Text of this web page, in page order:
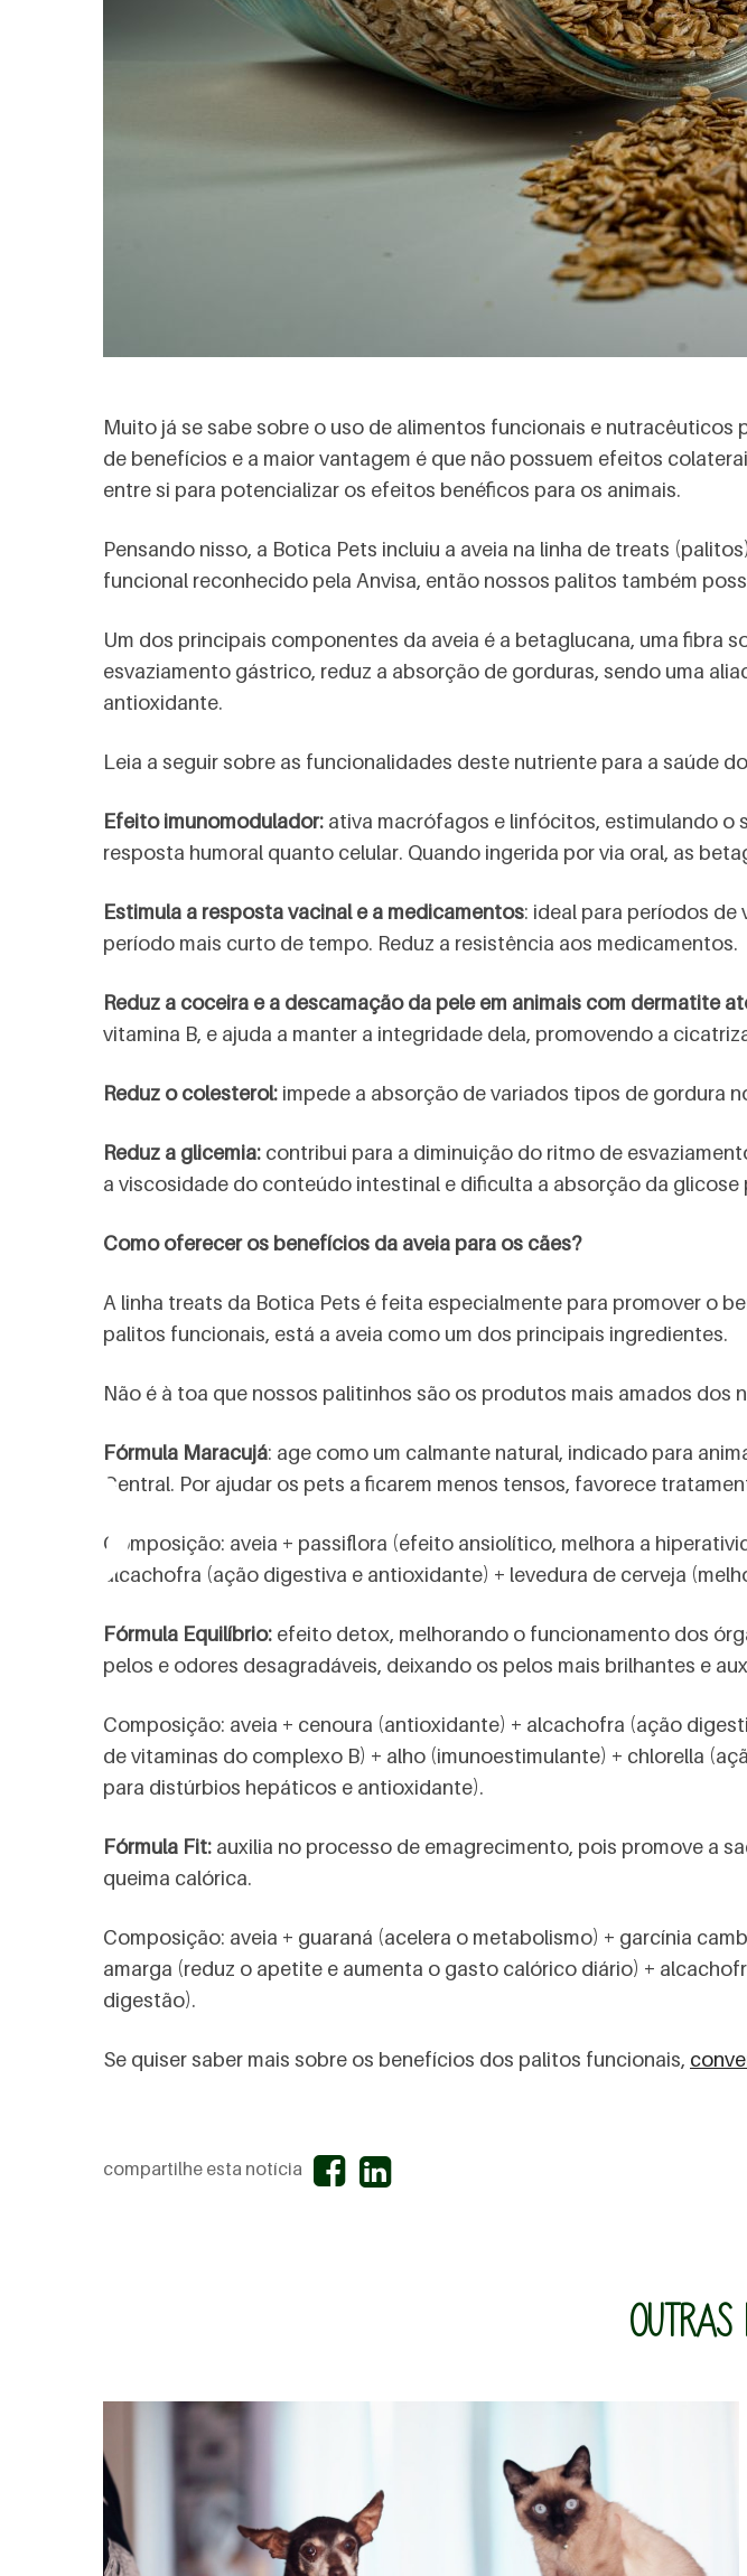
Muito já se sabe sobre o uso de alimentos funcionais e
de benefícios e a maior vantagem é que não possuem efeitos
entre si para potencializar os efeitos benéficos para os animais.
Pensando nisso, a Botica Pets incluiu a aveia na linha de treats
funcional reconhecido pela Anvisa, então nossos palitos também
Um dos principais componentes da aveia é a betaglucana, uma fibra
esvaziamento gástrico, reduz a absorção de gorduras, sendo uma
antioxidante.
Leia a seguir sobre as funcionalidades deste nutriente para a saúde
Efeito imunomodulador: ativa macrófagos e linfócitos, estimulando o
resposta humoral quanto celular. Quando ingerida por via oral, as
Estimula a resposta vacinal e a medicamentos: ideal para períodos
período mais curto de tempo. Reduz a resistência aos medicamentos.
Reduz a coceira e a descamação da pele em animais com dermatite
vitamina B, e ajuda a manter a integridade dela, promovendo a
Reduz o colesterol: impede a absorção de variados tipos de gordura
Reduz a glicemia: contribui para a diminuição do ritmo de
a viscosidade do conteúdo intestinal e dificulta a absorção da
Como oferecer os benefícios da aveia para os cães?
A linha treats da Botica Pets é feita especialmente para promover o
palitos funcionais, está a aveia como um dos principais ingredientes.
Não é à toa que nossos palitinhos são os produtos mais amados dos
Fórmula Maracujá: age como um calmante natural, indicado para
Central. Por ajudar os pets a ficarem menos tensos, favorece
Composição: aveia + passiflora (efeito ansiolítico, melhora a
alcachofra (ação digestiva e antioxidante) + levedura de cerveja
Fórmula Equilíbrio: efeito detox, melhorando o funcionamento dos
pelos e odores desagradáveis, deixando os pelos mais brilhantes e
Composição: aveia + cenoura (antioxidante) + alcachofra (ação
de vitaminas do complexo B) + alho (imunoestimulante) + chlorella
para distúrbios hepáticos e antioxidante).
Fórmula Fit: auxilia no processo de emagrecimento, pois promove a
queima calórica.
Composição: aveia + guaraná (acelera o metabolismo) + garcínia
amarga (reduz o apetite e aumenta o gasto calórico diário) +
digestão).
Se quiser saber mais sobre os benefícios dos palitos funcionais,
compartilhe esta notícia